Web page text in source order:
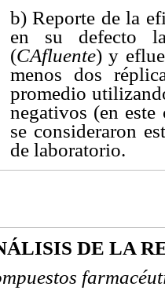
b) Reporte de la
en su defecto
(CAfluente) y
menos dos
promedio
negativos (en
se consideraron
de laboratorio.
DE LA